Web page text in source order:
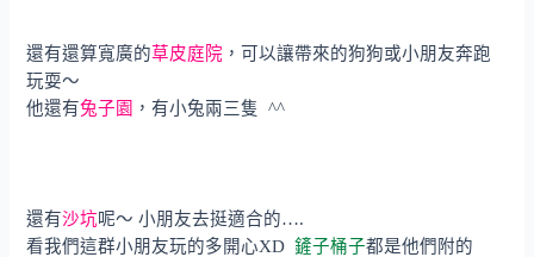
還有還算寬廣的草皮庭院 ，可以讓帶來的狗狗或小朋友奔跑
玩耍～
他還有兔子園 ，有小兔兩三隻 ^^
還有沙坑呢～ 小朋友去挺適合的….
看我們這群小朋友玩的多開心XD鏟子桶子都是他們附的